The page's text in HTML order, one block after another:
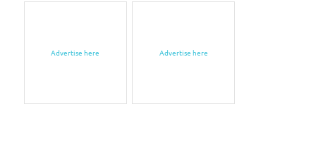
Advertise here Advertise here